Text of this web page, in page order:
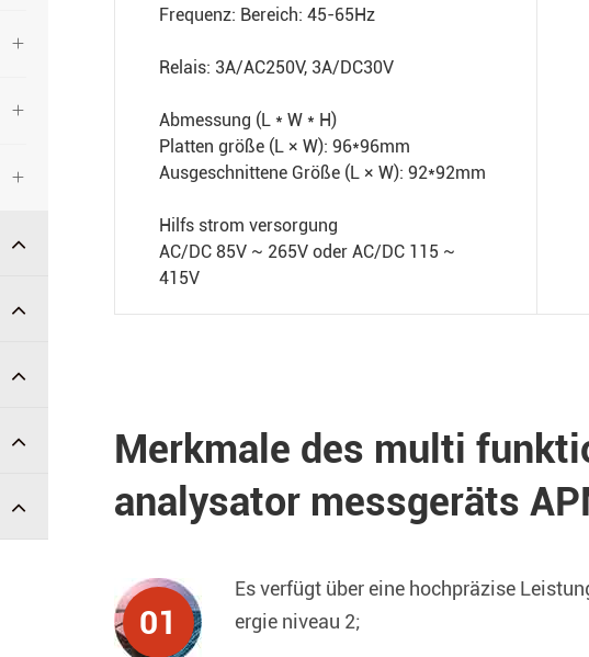



Frequenz: Bereich: 45-65Hz
Relais: 3A/AC250V, 3A/DC30V
Abmessung (L * W * H)
Platten größe (L × W): 96*96mm
Ausgeschnittene Größe (L × W): 92*92mm
Hilfs strom versorgung
AC/DC 85V ~ 265V oder AC/DC 115 ~
415V
Merkmale des multi
analysator messgeräts
01
Es verfügt über eine hochpräzise
ergie niveau 2;